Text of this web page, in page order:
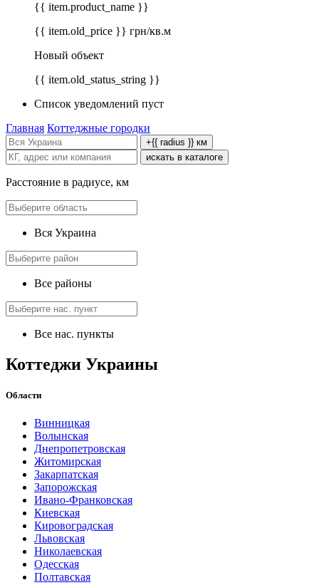
{{ item.product_name }}
{{ item.old_price }} грн/кв.м
Новый объект
{{ item.old_status_string }}
Список уведомлений пуст
Главная Коттеджные городки
+{{ radius }} км
искать в каталоге
Расстояние в радиусе, км
Вся Украина
Все районы
Все нас. пункты
Коттеджи Украины
Области
Винницкая
Волынская
Днепропетровская
Житомирская
Закарпатская
Запорожская
Ивано-Франковская
Киевская
Кировоградская
Львовская
Николаевская
Одесская
Полтавская